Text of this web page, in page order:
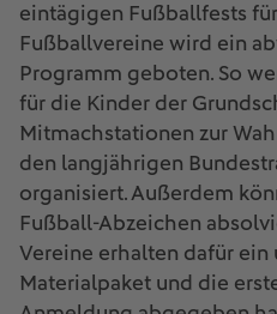
eintägigen Fußballfests
Fußballvereine wird ein
Programm geboten. So
für die Kinder der
Mitmachstationen zur
den langjährigen
organisiert. Außerdem
Fußball-Abzeichen
Vereine erhalten dafür ein
Materialpaket und die